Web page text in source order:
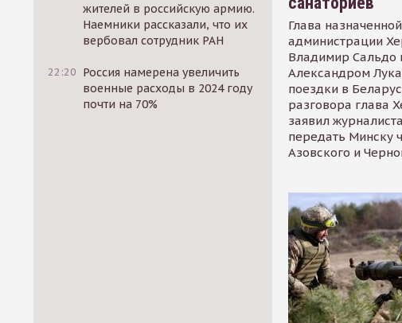
жителей в российскую армию.
Наемники рассказали, что их
вербовал сотрудник РАН
22:20 Россия намерена увеличить
военные расходы в 2024 году
почти на 70%
Глава
администрации
Владимир Сальдо
Александром
поездки в
разговора глава
заявил
передать Минску
Азовского и